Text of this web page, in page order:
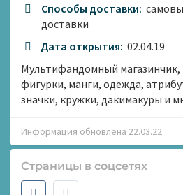
Способы доставки:
доставки
Дата открытия: 02.04.19
Мультифандомный магазинчик,
фигурки, манги, одежда,
значки, кружки, дакимакуры и
Информация обновлена 22.03.22
Страницы в соцсетях